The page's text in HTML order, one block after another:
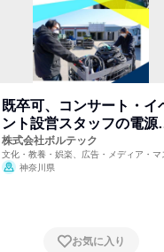
既卒可、コンサート・イ
ント設営スタッフの電源
門
株式会社ボルテック
文化・教養・娯楽、広告・メディア・マ
ミ、電力・ガス・水道・エネルギー
神奈川県
お気に入り